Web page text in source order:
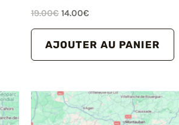
19.00€ Le
était :
19.00€.
14.00€
est :
14.00€.
AJOUTER AU PANIER